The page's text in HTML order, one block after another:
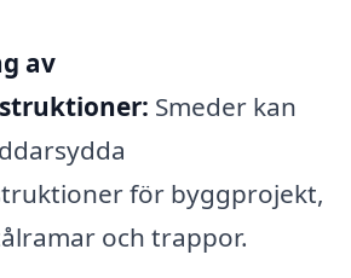
av
Smeder kan
för byggprojekt,
och trappor.